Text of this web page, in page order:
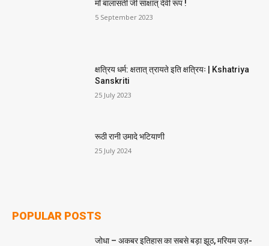
माँ बालासती जी साक्षात् देवी रूप !
5 September 2023
क्षत्रिय धर्म: क्षतात् त्रायते इति क्षत्रियः | Kshatriya
Sanskriti
25 July 2023
रूठी रानी उमादे भटियाणी
25 July 2024
POPULAR POSTS
जोधा – अकबर इतिहास का सबसे बड़ा झूठ, मरियम उज़-